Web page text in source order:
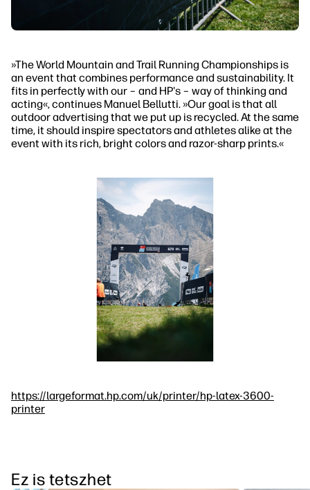
»The World Mountain and Trail Running Championships is
an event that combines performance and sustainability. It
fits in perfectly with our – and HP's – way of thinking and
acting«, continues Manuel Bellutti. »Our goal is that all
outdoor advertising that we put up is recycled. At the same
time, it should inspire spectators and athletes alike at the
event with its rich, bright colors and razor-sharp prints.«
https://largeformat.hp.com/uk/printer/hp-latex-3600-
printer
Ez is tetszhet